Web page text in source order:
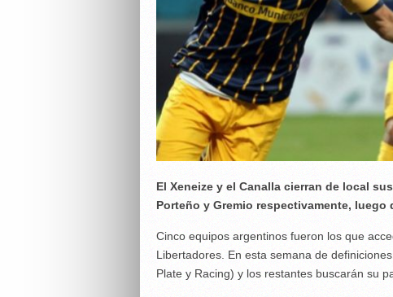
El Xeneize y el Canalla cierran de local
Porteño y Gremio respectivamente,
Cinco equipos argentinos fueron los que
Libertadores. En esta semana de
Plate y Racing) y los restantes buscarán su